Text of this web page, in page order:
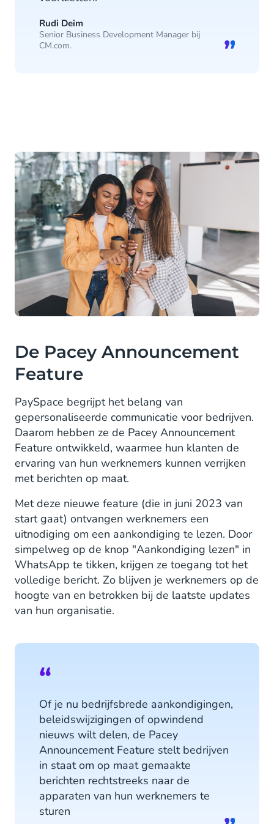
Rudi Deim
Senior Business Development Manager bij
CM.com.
De Pacey Announcement
Feature
PaySpace begrijpt het belang van
gepersonaliseerde communicatie voor bedrijven.
Daarom hebben ze de Pacey Announcement
Feature ontwikkeld, waarmee hun klanten de
ervaring van hun werknemers kunnen verrijken
met berichten op maat.
Met deze nieuwe feature (die in juni 2023 van
start gaat) ontvangen werknemers een
uitnodiging om een aankondiging te lezen. Door
simpelweg op de knop "Aankondiging lezen" in
WhatsApp te tikken, krijgen ze toegang tot het
volledige bericht. Zo blijven je werknemers op de
hoogte van en betrokken bij de laatste updates
van hun organisatie.
Of je nu bedrijfsbrede aankondigingen,
beleidswijzigingen of opwindend
nieuws wilt delen, de Pacey
Announcement Feature stelt bedrijven
in staat om op maat gemaakte
berichten rechtstreeks naar de
apparaten van hun werknemers te
sturen